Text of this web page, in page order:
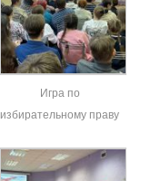
Игра по
избирательному праву